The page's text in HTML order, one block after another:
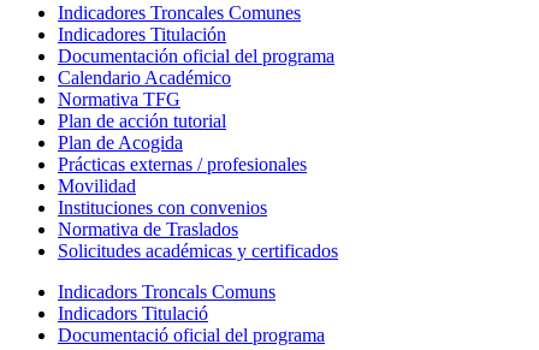
Indicadores Troncales Comunes
Indicadores Titulación
Documentación oficial del programa
Calendario Académico
Normativa TFG
Plan de acción tutorial
Plan de Acogida
Prácticas externas / profesionales
Movilidad
Instituciones con convenios
Normativa de Traslados
Solicitudes académicas y certificados
Indicadors Troncals Comuns
Indicadors Titulació
Documentació oficial del programa